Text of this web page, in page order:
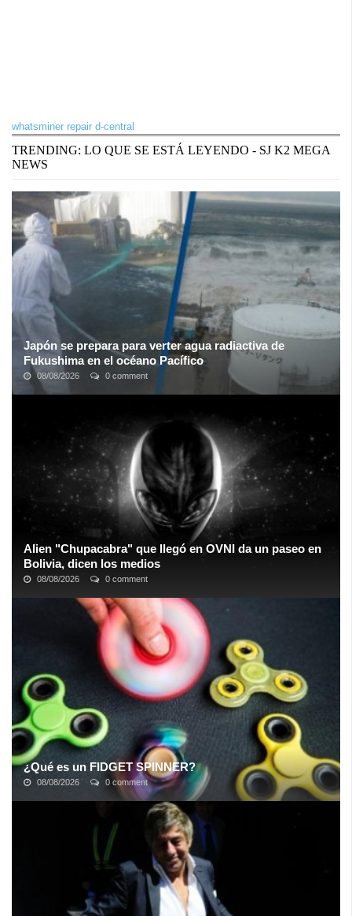
whatsminer repair d-central
TRENDING: LO QUE SE ESTÁ LEYENDO - SJ K2 MEGA
NEWS
Japón se prepara para verter agua radiactiva de
Fukushima en el océano Pacífico
08/08/2026 0 comment
El debate sobre cómo deshacerse de más de un millón de
espectro del tsunami de ...
Alien "Chupacabra" que llegó en OVNI da un paseo en
Bolivia, dicen los medios
08/08/2026 0 comment
Según los informes, el presunto extraterrestre solo dejó círculos
en la hierba en el lugar del que supuestamente partió hacia un
destino desconocido ...
¿Qué es un FIDGET SPINNER?
08/08/2026 0 comment
Se llama fidget spinner (algo así como el girador inquieto).El
dispositivo es la última tendencia en el mundo, pero en realidad
tiene una historia ...